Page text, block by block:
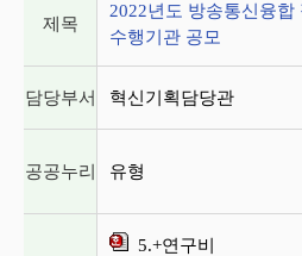
제목
2022년도 방송통신융합
수행기관 공모
담당부서 혁신기획담당관
공공누리 유형
5.+연구비